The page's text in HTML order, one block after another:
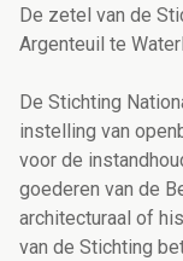
De zetel van de
Argenteuil te
De Stichting
instelling van
voor de
goederen van de
architecturaal of
van de Stichting